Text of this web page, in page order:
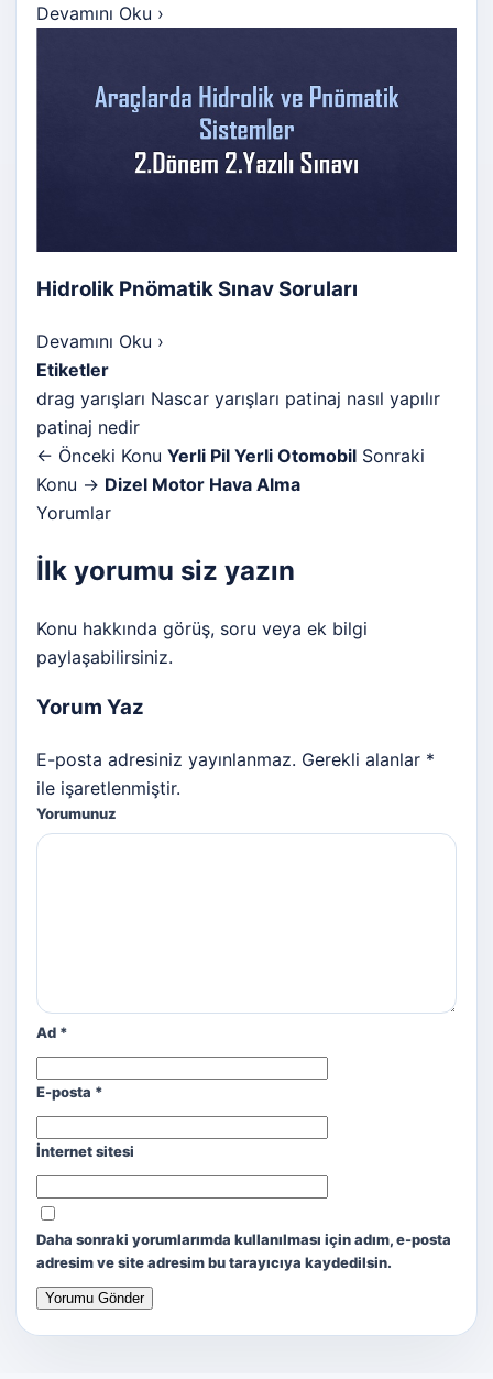
Devamını Oku ›
Hidrolik Pnömatik Sınav Soruları
Devamını Oku ›
Etiketler
drag yarışları Nascar yarışları patinaj nasıl yapılır
patinaj nedir
← Önceki Konu Yerli Pil Yerli Otomobil Sonraki
Konu → Dizel Motor Hava Alma
Yorumlar
İlk yorumu siz yazın
Konu hakkında görüş, soru veya ek bilgi
paylaşabilirsiniz.
Yorum Yaz
E-posta adresiniz yayınlanmaz. Gerekli alanlar *
ile işaretlenmiştir.
Yorumunuz
Ad *
E-posta *
İnternet sitesi
Daha sonraki yorumlarımda kullanılması için adım, e-posta
adresim ve site adresim bu tarayıcıya kaydedilsin.